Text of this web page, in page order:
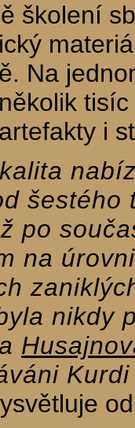
školení
Na
i
šestého
po
na
nikdy